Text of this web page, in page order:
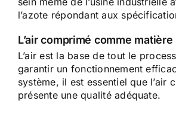
l’azote répondant aux
L’air comprimé comme
L’air est la base de tout le
garantir un fonctionnement
système, il est essentiel que l’air
présente une qualité adéquate.